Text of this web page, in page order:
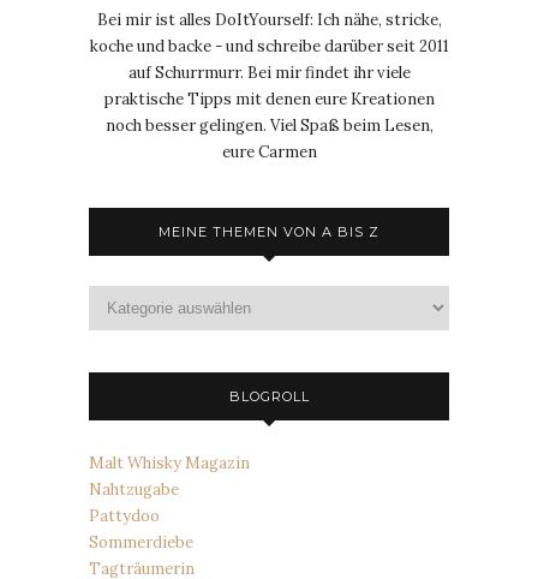
Bei mir ist alles DoItYourself: Ich nähe, stricke,
koche und backe - und schreibe darüber seit 2011
auf Schurrmurr. Bei mir findet ihr viele
praktische Tipps mit denen eure Kreationen
noch besser gelingen. Viel Spaß beim Lesen,
eure Carmen
MEINE THEMEN VON A BIS Z
Themen
BLOGROLL
Malt Whisky Magazin
Nahtzugabe
Pattydoo
Sommerdiebe
Tagträumerin